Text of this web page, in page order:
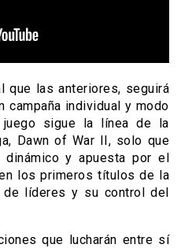
que las anteriores, seguirá
campaña individual y modo
sigue la línea de la
Dawn of War II, solo que
y apuesta por el
los primeros títulos de la
de líderes y su control del
que lucharán entre sí